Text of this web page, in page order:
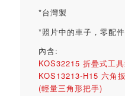
*台灣製
*照片中的車子，零配
內含:
KOS32215 折疊式工
KOS13213-H15 六角
(輕量三角形把手)